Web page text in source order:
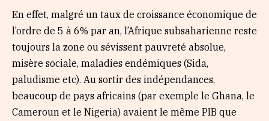
En effet, malgré un taux de croissance économique de
l’ordre de 5 à 6% par an, l’Afrique subsaharienne reste
toujours la zone ou sévissent pauvreté absolue,
misère sociale, maladies endémiques (Sida,
paludisme etc). Au sortir des indépendances,
beaucoup de pays africains (par exemple le Ghana, le
Cameroun et le Nigeria) avaient le même PIB que